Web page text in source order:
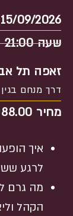
15/09/2026
שעה 21:00
זאפה תל
דרך מנחם בגין 144
מחיר 88.00
איך
לרגע
מה גרם
הקהל